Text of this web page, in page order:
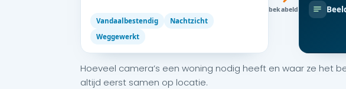
Vandaalbestendig
Nachtzicht
Weggewerkt
bekabeld
Hoeveel camera’s een woning nodig heeft en waar ze het
altijd eerst samen op locatie.